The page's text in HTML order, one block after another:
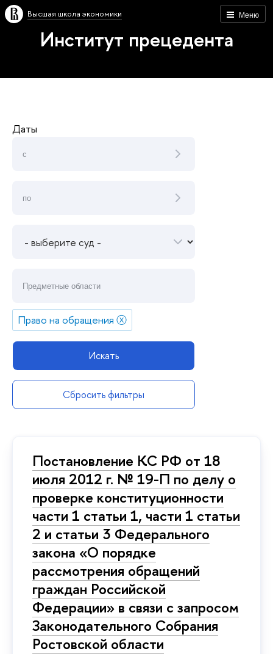
Меню
Высшая школа экономики
Институт прецедента
Даты
Право на обращения ⓧ
Искать
Сбросить фильтры
Постановление КС РФ от 18
июля 2012 г. № 19-П по делу о
проверке конституционности
части 1 статьи 1, части 1 статьи
2 и статьи 3 Федерального
закона «О порядке
рассмотрения обращений
граждан Российской
Федерации» в связи с запросом
Законодательного Собрания
Ростовской области